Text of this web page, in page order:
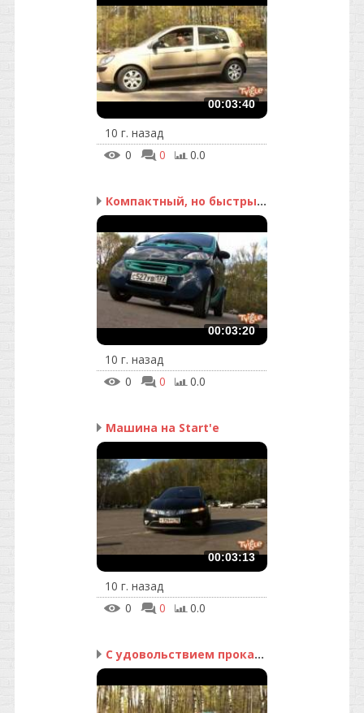
00:03:40
10 г. назад
0
0 0.0
Компактный, но быстрый ...
00:03:20
10 г. назад
0
0 0.0
Машина на Start'е
00:03:13
10 г. назад
0
0 0.0
С удовольствием прокачу!